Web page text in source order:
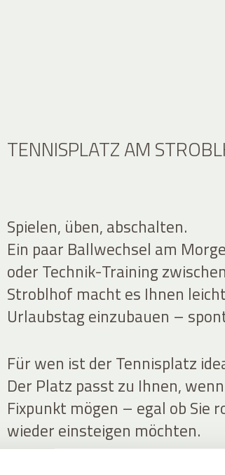
TENNISPLATZ AM
Spielen, üben, abschalten.
Ein paar Ballwechsel am
oder Technik-Training
Stroblhof macht es Ihnen
Urlaubstag einzubauen –
Für wen ist der Tennisplatz
Der Platz passt zu Ihnen,
Fixpunkt mögen – egal ob Sie
wieder einsteigen möchten.